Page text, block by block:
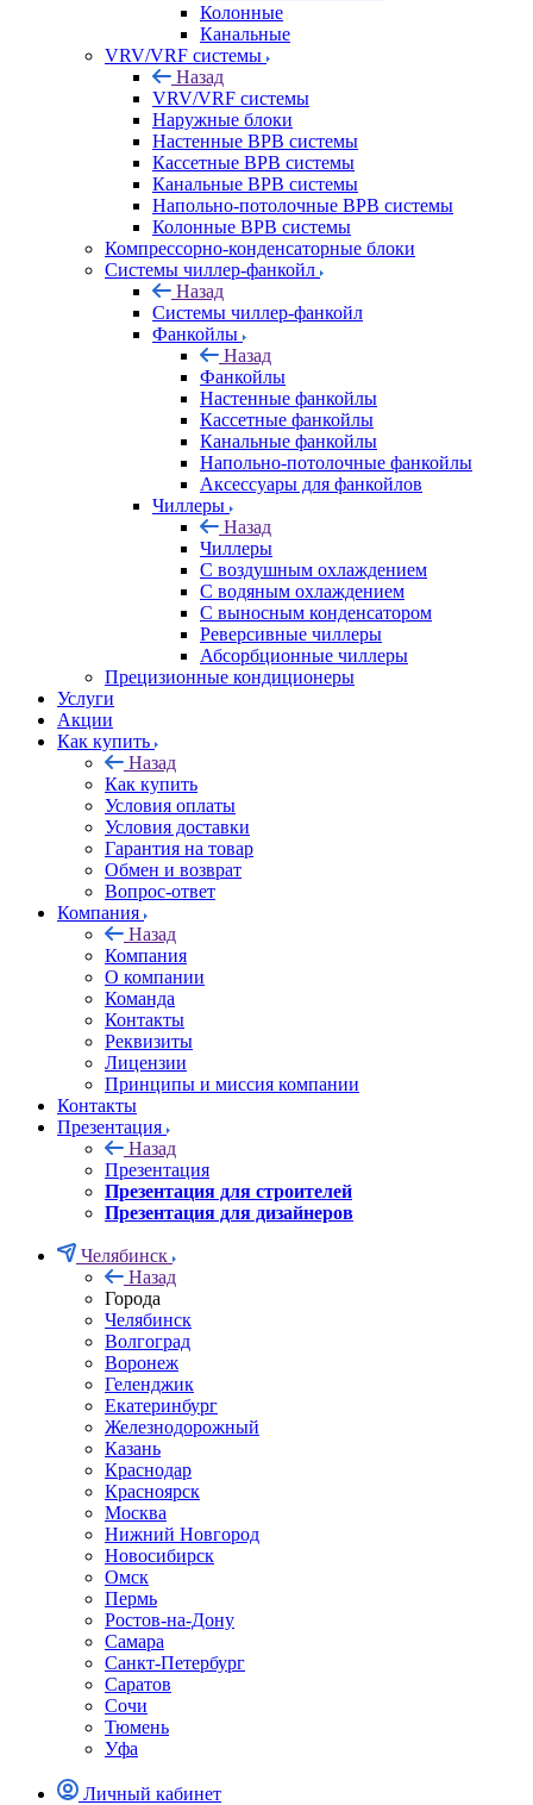
Колонные
Канальные
VRV/VRF системы
Назад
VRV/VRF системы
Наружные блоки
Настенные ВРВ системы
Кассетные ВРВ системы
Канальные ВРВ системы
Напольно-потолочные ВРВ системы
Колонные ВРВ системы
Компрессорно-конденсаторные блоки
Системы чиллер-фанкойл
Назад
Системы чиллер-фанкойл
Фанкойлы
Назад
Фанкойлы
Настенные фанкойлы
Кассетные фанкойлы
Канальные фанкойлы
Напольно-потолочные фанкойлы
Аксессуары для фанкойлов
Чиллеры
Назад
Чиллеры
С воздушным охлаждением
С водяным охлаждением
С выносным конденсатором
Реверсивные чиллеры
Абсорбционные чиллеры
Прецизионные кондиционеры
Услуги
Акции
Как купить
Назад
Как купить
Условия оплаты
Условия доставки
Гарантия на товар
Обмен и возврат
Вопрос-ответ
Компания
Назад
Компания
О компании
Команда
Контакты
Реквизиты
Лицензии
Принципы и миссия компании
Контакты
Презентация
Назад
Презентация
Презентация для строителей
Презентация для дизайнеров
Челябинск
Назад
Города
Челябинск
Волгоград
Воронеж
Геленджик
Екатеринбург
Железнодорожный
Казань
Краснодар
Красноярск
Москва
Нижний Новгород
Новосибирск
Омск
Пермь
Ростов-на-Дону
Самара
Санкт-Петербург
Саратов
Сочи
Тюмень
Уфа
Личный кабинет